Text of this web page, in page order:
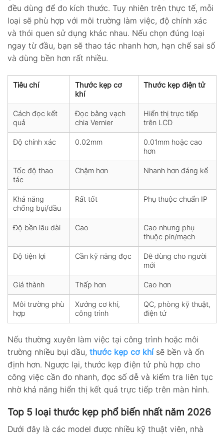
đều dùng để đo kích thước. Tuy nhiên trên thực tế, mỗi
loại sẽ phù hợp với môi trường làm việc, độ chính xác
và thói quen sử dụng khác nhau. Nếu chọn đúng loại
ngay từ đầu, bạn sẽ thao tác nhanh hơn, hạn chế sai số
và dùng bền hơn rất nhiều.
Tiêu chí
Thước kẹp cơ
khí
Thước kẹp điện tử
Cách đọc kết
quả
Đọc bằng vạch
chia Vernier
Hiển thị trực tiếp
trên LCD
Độ chính xác 0.02mm
0.01mm hoặc cao
hơn
Tốc độ thao
tác
Chậm hơn Nhanh hơn đáng kể
Khả năng
chống bụi/dầu
Rất tốt Phụ thuộc chuẩn IP
Độ bền lâu dài Cao
Cao nhưng phụ
thuộc pin/mạch
Độ tiện lợi Cần kỹ năng đọc
Dễ dùng cho người
mới
Giá thành Thấp hơn Cao hơn
Môi trường phù
hợp
Xưởng cơ khí,
công trình
QC, phòng kỹ thuật,
điện tử
Nếu thường xuyên làm việc tại công trình hoặc môi
trường nhiều bụi dầu, thước kẹp cơ khí sẽ bền và ổn
định hơn. Ngược lại, thước kẹp điện tử phù hợp cho
công việc cần đo nhanh, đọc số dễ và kiểm tra liên tục
nhờ khả năng hiển thị kết quả trực tiếp trên màn hình.
Top 5 loại thước kẹp phổ biến nhất năm 2026
Dưới đây là các model được nhiều kỹ thuật viên, nhà